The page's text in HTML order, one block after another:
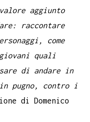
aggiunto
raccontare
come
quali
di andare in
pugno, contro i
di Domenico